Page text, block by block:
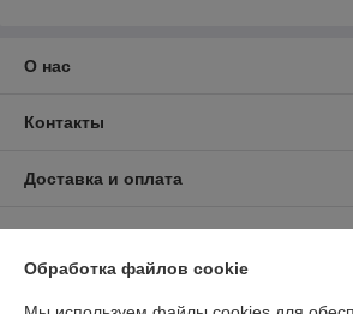
О нас
Контакты
Доставка и оплата
График работы
Обработка файлов cookie